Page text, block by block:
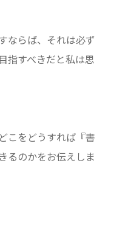
ならば、それは必ず
指すべきだと私は思
こをどうすれば『書
るのかをお伝えしま